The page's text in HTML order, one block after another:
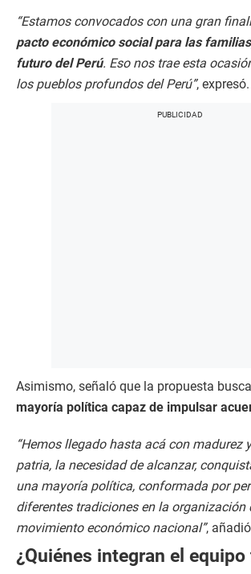
“Estamos convocados con una gran
pacto económico social para las
futuro del Perú. Eso nos trae esta
los pueblos profundos del Perú”, expresó.
Asimismo, señaló que la propuesta
mayoría política capaz de impulsar
“Hemos llegado hasta acá con madurez
patria, la necesidad de alcanzar,
una mayoría política, conformada por
diferentes tradiciones en la organización
movimiento económico nacional”,
¿Quiénes integran el